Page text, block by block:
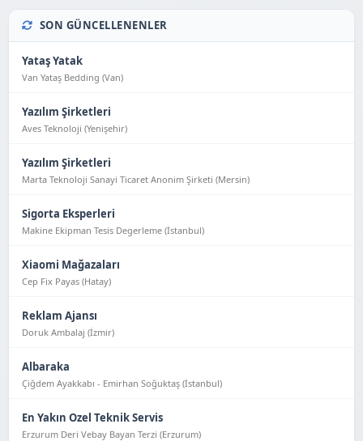
SON GÜNCELLENENLER
Yataş Yatak
Van Yataş Bedding (Van)
Yazılım Şirketleri
Aves Teknoloji (Yeni̇şehi̇r)
Yazılım Şirketleri
Marta Teknoloji Sanayi Ticaret Anonim Şirketi (Mersin)
Sigorta Eksperleri
Makine Ekipman Tesis Degerleme (İstanbul)
Xiaomi Mağazaları
Cep Fix Payas (Hatay)
Reklam Ajansı
Doruk Ambalaj (İzmir)
Albaraka
Çiğdem Ayakkabı - Emirhan Soğuktaş (İstanbul)
En Yakın Ozel Teknik Servis
Erzurum Deri Vebay Bayan Terzi (Erzurum)